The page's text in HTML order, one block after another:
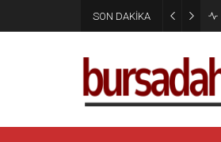
SON DAKİKA